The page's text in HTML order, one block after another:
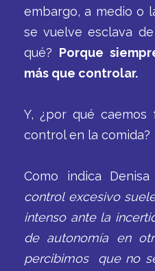
embargo, a medio o
se vuelve esclava
qué? Porque
más que controlar.
Y, ¿por qué
control en la comida?
Como indica Denisa
control excesivo
intenso ante la
de autonomía en
percibimos que no